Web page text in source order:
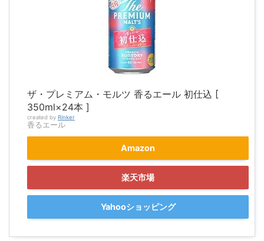
ザ・プレミアム・モルツ 香るエール 初仕込 [
350ml×24本 ]
created by Rinker
香るエール
Amazon
楽天市場
Yahooショッピング